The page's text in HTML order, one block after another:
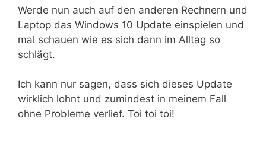
Werde nun auch auf den anderen Rechnern und
Laptop das Windows 10 Update einspielen und
mal schauen wie es sich dann im Alltag so
schlägt.
Ich kann nur sagen, dass sich dieses Update
wirklich lohnt und zumindest in meinem Fall
ohne Probleme verlief. Toi toi toi!